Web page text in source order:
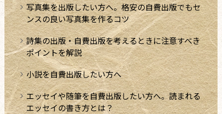
写真集を出版したい方へ。格安の自費出版でもセ
ンスの良い写真集を作るコツ
詩集の出版・自費出版を考えるときに注意すべき
ポイントを解説
小説を自費出版したい方へ
エッセイや随筆を自費出版したい方へ。読まれる
エッセイの書き方とは？